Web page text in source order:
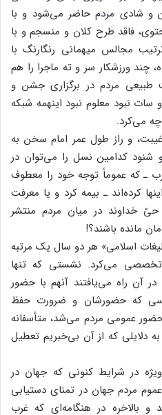
و شادی‌ مردم‌ حاضر می‌شود و با
فاقد طرح‌ کلان‌ و منسجم‌ و با
مجالس‌ میهمانی‌ رنگارنگ‌ با
چند ورزشکار سر و ته‌ ماجرا را هم‌
طبیعی‌ مردم‌ در برگزاری‌ جشن‌ و
نبود معلوم‌ نبود اینهمه‌ شبکه‌
چه‌ می‌کرد.
و راز طول‌ عمر امام‌ سخن‌ به‌
شنود کدامین‌ نسل‌ را می‌توان‌ در
ـ که‌ عموماً توجه‌ خود را معطوف‌
کرده‌اند ـ بیمه‌ کرد و یا معرفت‌
خداوند در میان‌ مردم‌ منتشر
مانده‌ باشند؟!
اسلامی‌» هر دو سال‌ یک‌ مرتبه‌
می‌کرد. نشستی‌ که‌ تنها
آن‌ راه‌ می‌یافتند آنهم‌ با حضور
که‌ حضورشان‌ و ضرورت‌ حفظ‌
عمومی‌ مردم‌ می‌شد، متأسفانه‌
که‌ از آن‌ بی‌خبریم‌ تعطیل‌
در شرایط‌ کنونی‌ که‌ جهان‌ در
مردم‌ جهان‌ در تمنای‌ دستیابی‌
بالاخره‌ در هنگامه‌ای‌ که‌ غرب‌